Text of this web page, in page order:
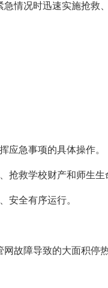
况时迅速实施抢救
急事项的具体操作。
救学校财产和师生生
全有序运行。
障导致的大面积停热